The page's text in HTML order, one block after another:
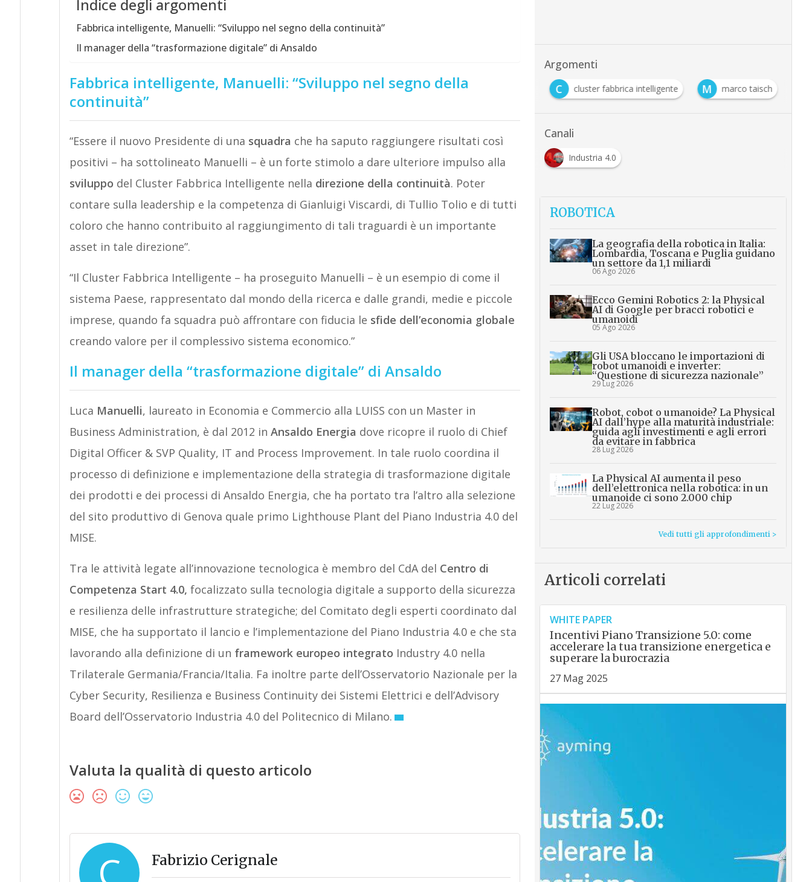
Indice degli argomenti
Fabbrica intelligente, Manuelli: “Sviluppo nel segno della continuità”
Il manager della “trasformazione digitale” di Ansaldo
Fabbrica intelligente, Manuelli: “Sviluppo nel segno della
continuità”
“Essere il nuovo Presidente di una squadra che ha saputo raggiungere risultati così
positivi – ha sottolineato Manuelli – è un forte stimolo a dare ulteriore impulso alla
sviluppo del Cluster Fabbrica Intelligente nella direzione della continuità. Poter
contare sulla leadership e la competenza di Gianluigi Viscardi, di Tullio Tolio e di tutti
coloro che hanno contribuito al raggiungimento di tali traguardi è un importante
asset in tale direzione”.
“Il Cluster Fabbrica Intelligente – ha proseguito Manuelli – è un esempio di come il
sistema Paese, rappresentato dal mondo della ricerca e dalle grandi, medie e piccole
imprese, quando fa squadra può affrontare con fiducia le sfide dell’economia globale
creando valore per il complessivo sistema economico.”
Il manager della “trasformazione digitale” di Ansaldo
Luca Manuelli, laureato in Economia e Commercio alla LUISS con un Master in
Business Administration, è dal 2012 in Ansaldo Energia dove ricopre il ruolo di Chief
Digital Officer & SVP Quality, IT and Process Improvement. In tale ruolo coordina il
processo di definizione e implementazione della strategia di trasformazione digitale
dei prodotti e dei processi di Ansaldo Energia, che ha portato tra l’altro alla selezione
del sito produttivo di Genova quale primo Lighthouse Plant del Piano Industria 4.0 del
MISE.
Tra le attività legate all’innovazione tecnologica è membro del CdA del Centro di
Competenza Start 4.0, focalizzato sulla tecnologia digitale a supporto della sicurezza
e resilienza delle infrastrutture strategiche; del Comitato degli esperti coordinato dal
MISE, che ha supportato il lancio e l’implementazione del Piano Industria 4.0 e che sta
lavorando alla definizione di un framework europeo integrato Industry 4.0 nella
Trilaterale Germania/Francia/Italia. Fa inoltre parte dell’Osservatorio Nazionale per la
Cyber Security, Resilienza e Business Continuity dei Sistemi Elettrici e dell’Advisory
Board dell’Osservatorio Industria 4.0 del Politecnico di Milano.
Valuta la qualità di questo articolo
Fabrizio Cerignale
Argomenti
A
Ansaldo Energia C cluster fabbrica intelligente M marco taisch
Canali
Industria 4.0
ROBOTICA
La geografia della robotica in Italia:
Lombardia, Toscana e Puglia guidano
un settore da 1,1 miliardi
06 Ago 2026
Ecco Gemini Robotics 2: la Physical
AI di Google per bracci robotici e
umanoidi
05 Ago 2026
Gli USA bloccano le importazioni di
robot umanoidi e inverter:
“Questione di sicurezza nazionale”
29 Lug 2026
Robot, cobot o umanoide? La Physical
AI dall’hype alla maturità industriale:
guida agli investimenti e agli errori
da evitare in fabbrica
28 Lug 2026
La Physical AI aumenta il peso
dell’elettronica nella robotica: in un
umanoide ci sono 2.000 chip
22 Lug 2026
Vedi tutti gli approfondimenti >
Articoli correlati
WHITE PAPER
Incentivi Piano Transizione 5.0: come
accelerare la tua transizione energetica e
superare la burocrazia
27 Mag 2025